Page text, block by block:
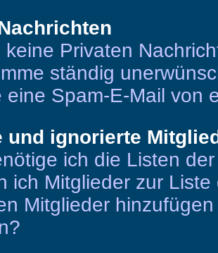
keine Privaten
ständig
eine Spam-E-Mail von
und ignorierte
ich die Listen
ich Mitglieder zur
Mitglieder